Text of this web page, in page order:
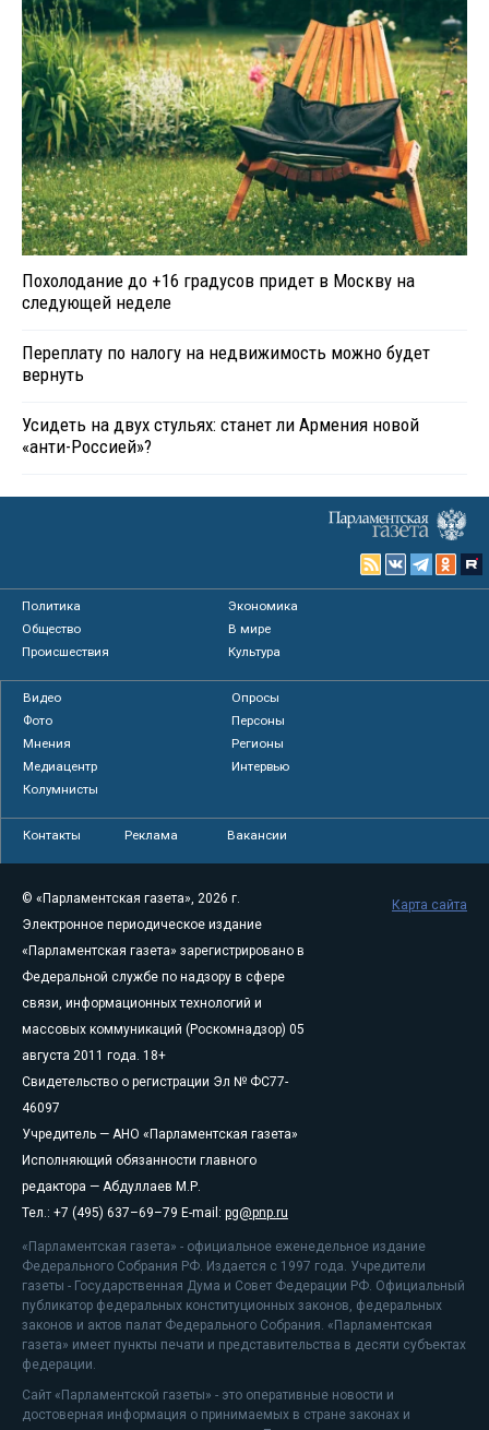
Похолодание до +16 градусов придет в Москву на
следующей неделе
Переплату по налогу на недвижимость можно будет
вернуть
Усидеть на двух стульях: станет ли Армения новой
«анти-Россией»?
Политика
Экономика
Общество
В мире
Происшествия
Культура
Видео
Опросы
Фото
Персоны
Мнения
Регионы
Медиацентр
Интервью
Колумнисты
Контакты Реклама Вакансии
© «Парламентская газета», 2026 г.
Электронное периодическое издание
«Парламентская газета» зарегистрировано в
Федеральной службе по надзору в сфере
связи, информационных технологий и
массовых коммуникаций (Роскомнадзор) 05
августа 2011 года. 18+
Свидетельство о регистрации Эл № ФС77-
46097
Учредитель — АНО «Парламентская газета»
Исполняющий обязанности главного
редактора — Абдуллаев М.Р.
Тел.: +7 (495) 637–69–79 E-mail: pg@pnp.ru
«Парламентская газета» - официальное еженедельное издание
Федерального Собрания РФ. Издается с 1997 года. Учредители
газеты - Государственная Дума и Совет Федерации РФ. Официальный
публикатор федеральных конституционных законов, федеральных
законов и актов палат Федерального Собрания. «Парламентская
газета» имеет пункты печати и представительства в десяти субъектах
федерации.
Сайт «Парламентской газеты» - это оперативные новости и
достоверная информация о принимаемых в стране законах и
Карта сайта